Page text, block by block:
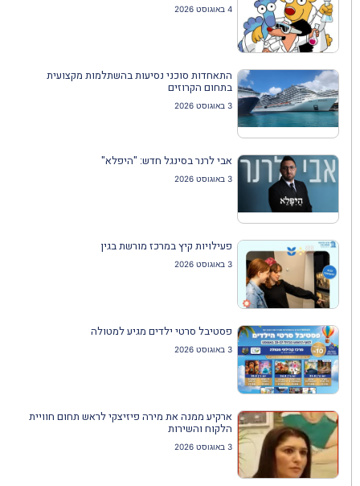
4 באוגוסט 2026
התאחדות סוכני נסיעות בהשתלמות מקצועית
בתחום הקרוזים
3 באוגוסט 2026
אבי לרנר בסינגל חדש: "היפלא"
3 באוגוסט 2026
פעילויות קיץ במרכז מורשת בגין
3 באוגוסט 2026
פסטיבל סרטי ילדים מגיע למטולה
3 באוגוסט 2026
ארקיע ממנה את מירה פיזיצקי לראש תחום חוויית
הלקוח והשירות
3 באוגוסט 2026